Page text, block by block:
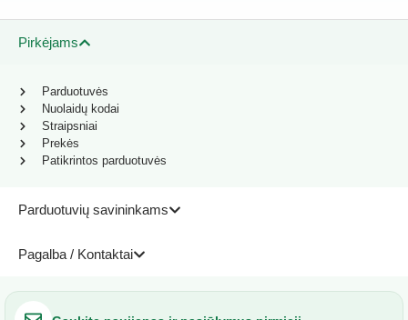
Pirkėjams
Parduotuvių savininkams
Pagalba / Kontaktai
Parduotuvės
Nuolaidų kodai
Straipsniai
Prekės
Patikrintos parduotuvės